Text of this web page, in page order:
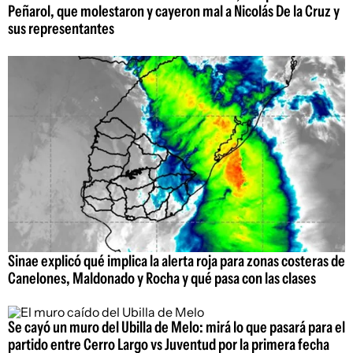
Peñarol, que molestaron y cayeron mal a Nicolás De la Cruz y
sus representantes
Sinae explicó qué implica la alerta roja para zonas costeras de
Canelones, Maldonado y Rocha y qué pasa con las clases
Se cayó un muro del Ubilla de Melo: mirá lo que pasará para el
partido entre Cerro Largo vs Juventud por la primera fecha